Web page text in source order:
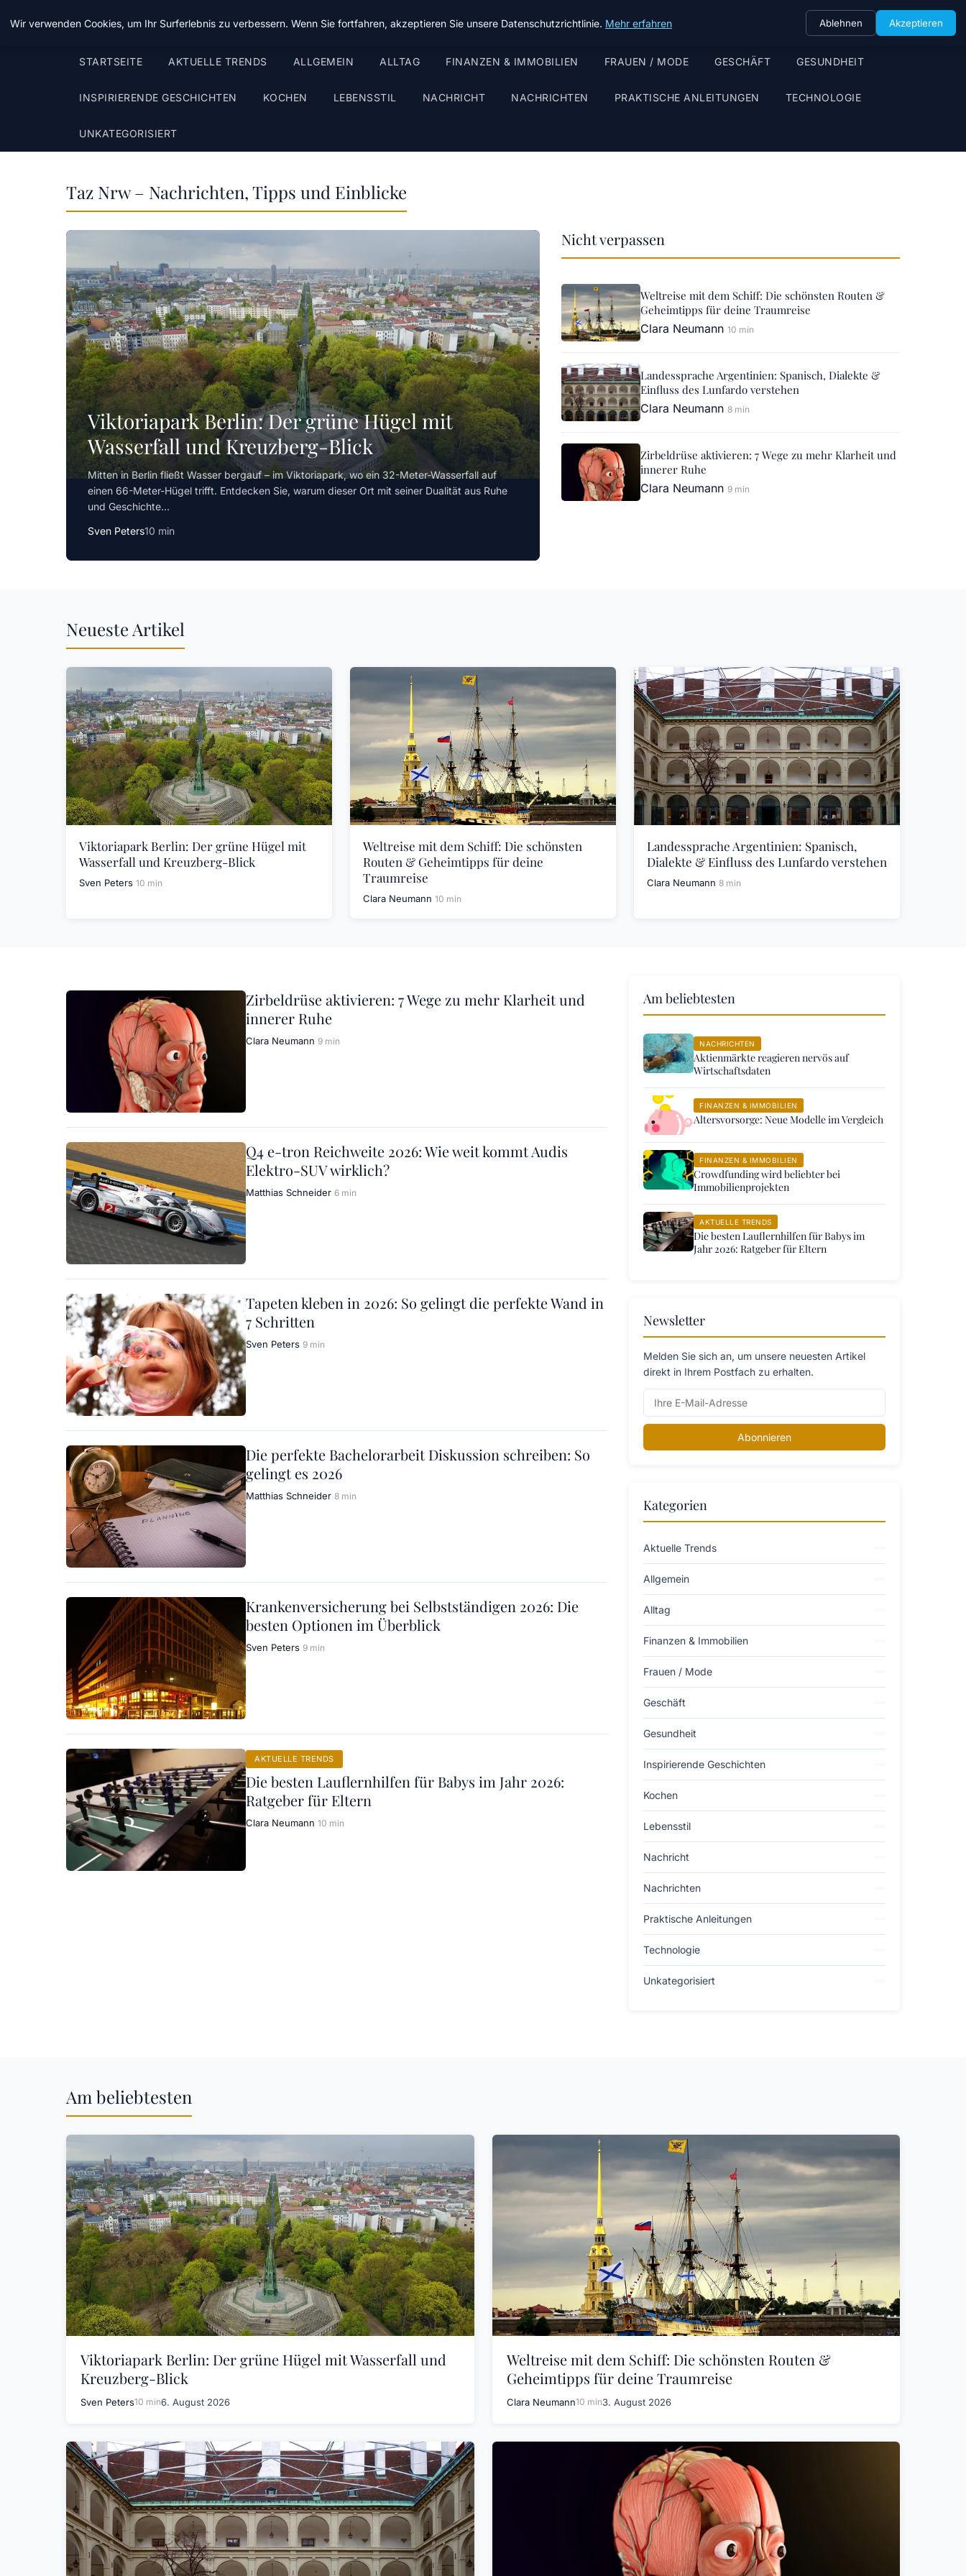
Taz Nrw
STARTSEITE AKTUELLE TRENDS ALLGEMEIN ALLTAG FINANZEN & IMMOBILIEN FRAUEN / MODE GESCHÄFT GESUNDHEIT
INSPIRIERENDE GESCHICHTEN KOCHEN LEBENSSTIL NACHRICHT NACHRICHTEN PRAKTISCHE ANLEITUNGEN TECHNOLOGIE
UNKATEGORISIERT
Taz Nrw – Nachrichten, Tipps und Einblicke
Viktoriapark Berlin: Der grüne Hügel mit
Wasserfall und Kreuzberg-Blick
Mitten in Berlin fließt Wasser bergauf – im Viktoriapark, wo ein 32-Meter-Wasserfall auf
einen 66-Meter-Hügel trifft. Entdecken Sie, warum dieser Ort mit seiner Dualität aus Ruhe
und Geschichte…
Sven Peters10 min
Nicht verpassen
Weltreise mit dem Schiff: Die schönsten Routen &
Geheimtipps für deine Traumreise
Clara Neumann 10 min
Landessprache Argentinien: Spanisch, Dialekte &
Einfluss des Lunfardo verstehen
Clara Neumann 8 min
Zirbeldrüse aktivieren: 7 Wege zu mehr Klarheit und
innerer Ruhe
Clara Neumann 9 min
Neueste Artikel
Viktoriapark Berlin: Der grüne Hügel mit
Wasserfall und Kreuzberg-Blick
Sven Peters 10 min
Weltreise mit dem Schiff: Die schönsten
Routen & Geheimtipps für deine
Traumreise
Clara Neumann 10 min
Landessprache Argentinien: Spanisch,
Dialekte & Einfluss des Lunfardo verstehen
Clara Neumann 8 min
Zirbeldrüse aktivieren: 7 Wege zu mehr Klarheit und
innerer Ruhe
Clara Neumann 9 min
Q4 e-tron Reichweite 2026: Wie weit kommt Audis
Elektro-SUV wirklich?
Matthias Schneider 6 min
Tapeten kleben in 2026: So gelingt die perfekte Wand in
7 Schritten
Sven Peters 9 min
Die perfekte Bachelorarbeit Diskussion schreiben: So
gelingt es 2026
Matthias Schneider 8 min
Krankenversicherung bei Selbstständigen 2026: Die
besten Optionen im Überblick
Sven Peters 9 min
AKTUELLE TRENDS
Die besten Lauflernhilfen für Babys im Jahr 2026:
Ratgeber für Eltern
Clara Neumann 10 min
Am beliebtesten
NACHRICHTEN
Aktienmärkte reagieren nervös auf
Wirtschaftsdaten
FINANZEN & IMMOBILIEN
Altersvorsorge: Neue Modelle im Vergleich
FINANZEN & IMMOBILIEN
Crowdfunding wird beliebter bei
Immobilienprojekten
AKTUELLE TRENDS
Die besten Lauflernhilfen für Babys im
Jahr 2026: Ratgeber für Eltern
Newsletter
Melden Sie sich an, um unsere neuesten Artikel
direkt in Ihrem Postfach zu erhalten.
Abonnieren
Kategorien
Aktuelle Trends
Allgemein
Alltag
Finanzen & Immobilien
Frauen / Mode
Geschäft
Gesundheit
Inspirierende Geschichten
Kochen
Lebensstil
Nachricht
Nachrichten
Praktische Anleitungen
Technologie
Unkategorisiert
Am beliebtesten
Viktoriapark Berlin: Der grüne Hügel mit Wasserfall und
Kreuzberg-Blick
Sven Peters10 min6. August 2026
Weltreise mit dem Schiff: Die schönsten Routen &
Geheimtipps für deine Traumreise
Clara Neumann10 min3. August 2026
Wir verwenden Cookies, um Ihr Surferlebnis zu verbessern. Wenn Sie fortfahren, akzeptieren Sie unsere Datenschutzrichtlinie. Mehr erfahren Ablehnen Akzeptieren